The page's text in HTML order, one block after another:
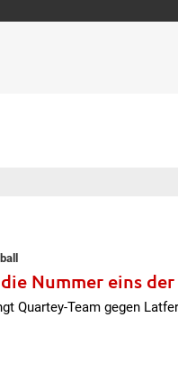
Nummer eins
Quartey-Team gegen